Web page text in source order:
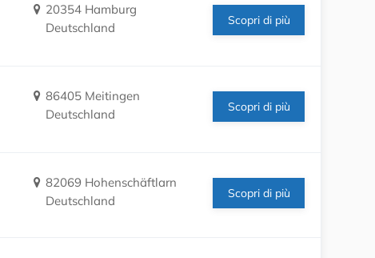
20354 Hamburg
Deutschland
Scopri di più
86405 Meitingen
Deutschland
Scopri di più
82069 Hohenschäftlarn
Deutschland
Scopri di più